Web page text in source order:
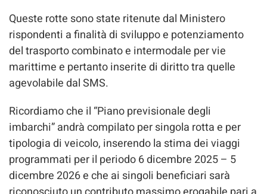
Queste rotte sono state ritenute dal Ministero
rispondenti a finalità di sviluppo e potenziamento
del trasporto combinato e intermodale per vie
marittime e pertanto inserite di diritto tra quelle
agevolabile dal SMS.
Ricordiamo che il “Piano previsionale degli
imbarchi” andrà compilato per singola rotta e per
tipologia di veicolo, inserendo la stima dei viaggi
programmati per il periodo 6 dicembre 2025 – 5
dicembre 2026 e che ai singoli beneficiari sarà